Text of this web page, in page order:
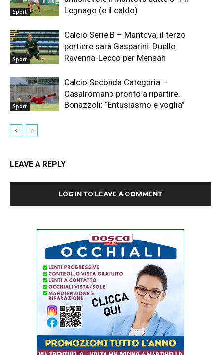
Sport
Legnago (e il caldo)
Sport
Calcio Serie B – Mantova, il terzo
portiere sarà Gasparini. Duello
Ravenna-Lecco per Mensah
Sport
Calcio Seconda Categoria –
Casalromano pronto a ripartire.
Bonazzoli: “Entusiasmo e voglia”
LEAVE A REPLY
LOG IN TO LEAVE A COMMENT